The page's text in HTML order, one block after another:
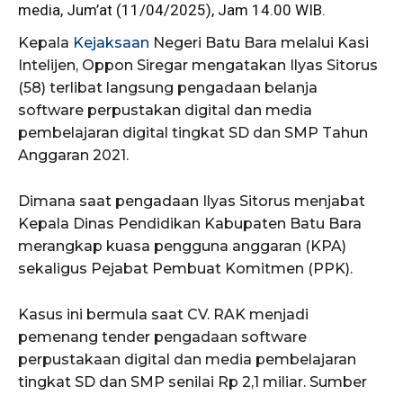
media, Jum’at (11/04/2025), Jam 14.00 WIB.
Kepala Kejaksaan Negeri Batu Bara melalui Kasi
Intelijen, Oppon Siregar mengatakan Ilyas Sitorus
(58) terlibat langsung pengadaan belanja
software perpustakan digital dan media
pembelajaran digital tingkat SD dan SMP Tahun
Anggaran 2021.
Dimana saat pengadaan Ilyas Sitorus menjabat
Kepala Dinas Pendidikan Kabupaten Batu Bara
merangkap kuasa pengguna anggaran (KPA)
sekaligus Pejabat Pembuat Komitmen (PPK).
Kasus ini bermula saat CV. RAK menjadi
pemenang tender pengadaan software
perpustakaan digital dan media pembelajaran
tingkat SD dan SMP senilai Rp 2,1 miliar. Sumber